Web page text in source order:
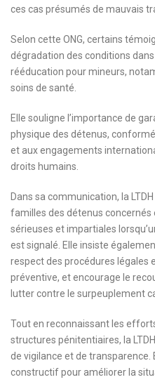
ces cas présumés de mauvais
Selon cette ONG, certains
dégradation des conditions
rééducation pour mineurs,
soins de santé.
Elle souligne l’importance de
physique des détenus,
et aux engagements
droits humains.
Dans sa communication, la
familles des détenus concernés
sérieuses et impartiales
est signalé. Elle insiste
respect des procédures légales
préventive, et encourage le
lutter contre le surpeuplement
Tout en reconnaissant les
structures pénitentiaires, la
de vigilance et de transparence.
constructif pour améliorer la